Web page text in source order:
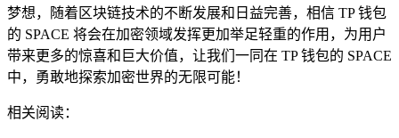
梦想，随着区块链技术的不断发展和日益完善，相信 TP 钱包
的 SPACE 将会在加密领域发挥更加举足轻重的作用，为用户
带来更多的惊喜和巨大价值，让我们一同在 TP 钱包的 SPACE
中，勇敢地探索加密世界的无限可能！
相关阅读：